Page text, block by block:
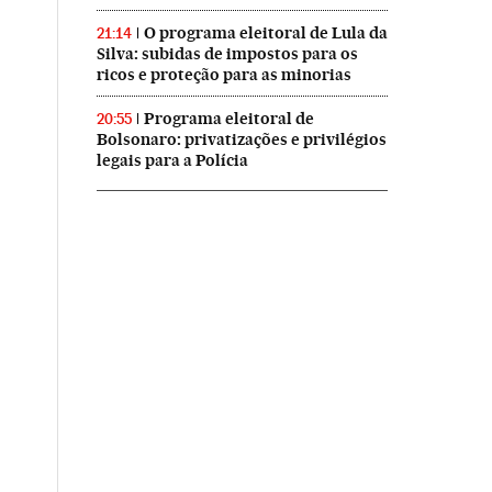
21:14
O programa eleitoral de Lula da
Silva: subidas de impostos para os
ricos e proteção para as minorias
20:55
Programa eleitoral de
Bolsonaro: privatizações e privilégios
legais para a Polícia